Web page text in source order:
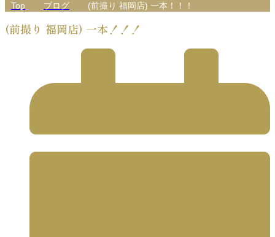
Top ブログ (前撮り 福岡店) 一本！！！
(前撮り 福岡店) 一本！！！